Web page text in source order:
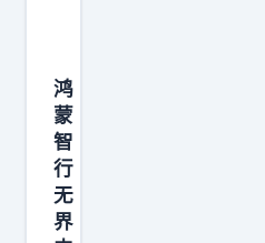
P
r
o
M
a
鸿
蒙
智
行
无
界